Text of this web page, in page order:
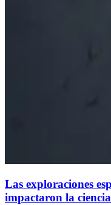
Las exploraciones
impactaron la ciencia